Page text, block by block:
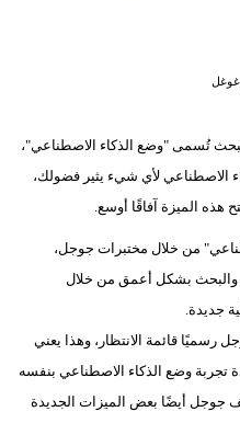
أزياء
إسلامية
وتكنولوجيا
أبراج
تُسمى "وضع الذكاء الاصطناعي"،
الاصطناعي لأي شيء يثير فضولك،
هذه الميزة آفاقًا أوسع.
من خلال مختبرات جوجل،
والبحث بشكل أعمق من خلال
جديدة.
رسميًا قائمة الانتظار، وهذا يعني
تجربة وضع الذكاء الاصطناعي بنفسه
جوجل أيضًا بعض الميزات الجديدة